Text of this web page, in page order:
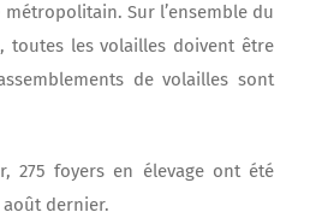
Sur l’ensemble du
les volailles doivent être
de volailles sont
275 foyers en élevage ont été
dernier.